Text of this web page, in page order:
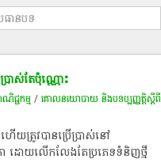
រាស់​តែ​ប៉ុណ្ណោះ​
ជ្ជកម្ម/គោលនយោបាយ និងបទប្បញ្ញត្តិស្តីពី
យ​ត្រូវ​បាន​ប្រើ​ប្រាស់​​នៅ​
ា ដោយ​លើក​លែង​តែ​​ប្រភេទ​ទំនិញ​ថ្មី​